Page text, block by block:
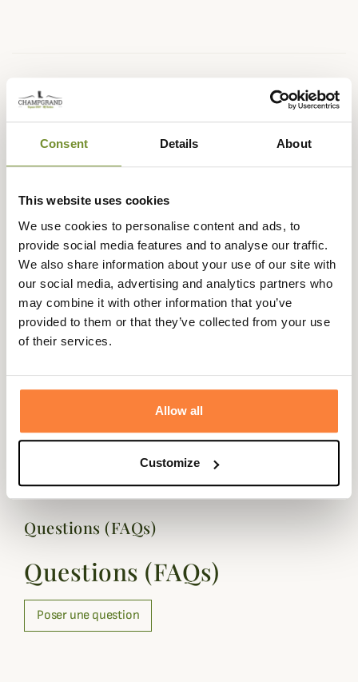
Consent Details About
This website uses cookies
We use cookies to personalise content and ads, to
provide social media features and to analyse our traffic.
We also share information about your use of our site with
our social media, advertising and analytics partners who
may combine it with other information that you’ve
provided to them or that they’ve collected from your use
of their services.
Allow all
Customize
Description
Barbourvous propose un petit harnais pour chien léger
et facile à transporter.
chacune est réglable grâce à une sangle afin que votre
Il vous permettra de vous promener avec votre chien
facilement tout en lui donnant un style anglais très
originale.
Le petit harnais pour chien Barbour est disponible en
trois coloris différents.
Bleu, Marron, Rose, Tartan, Vert
Matière Polyester
Questions (FAQs)
Questions (FAQs)
Poser une question